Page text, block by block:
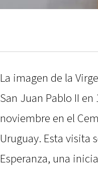
La imagen de la
San Juan Pablo II
noviembre en el
Uruguay. Esta visita
Esperanza, una